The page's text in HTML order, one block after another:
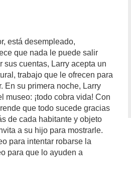
está desempleado,
que nada le puede salir
sus cuentas, Larry acepta un
trabajo que le ofrecen para
En su primera noche, Larry
museo: ¡todo cobra vida! Con
que todo sucede gracias
de cada habitante y objeto
a su hijo para mostrarle.
para intentar robarse la
para que lo ayuden a